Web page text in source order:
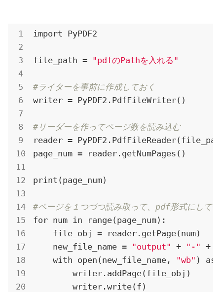
import PyPDF2
file_path = "pdfのPathを入れる"
#ライターを事前に作成しておく
writer = PyPDF2.PdfFileWriter()
#リーダーを作ってページ数を読み込む
reader =
page_num = reader.getNumPages()
print(page_num)
#ページを１つづつ読み取って、pdf形式にして
for num in range(page_num):
    file_obj = reader.getPage(num)
    new_file_name =
"output" + "-" +
    with open(new_file_name,
"wb" )
        writer.addPage(file_obj)
        writer.write(f)